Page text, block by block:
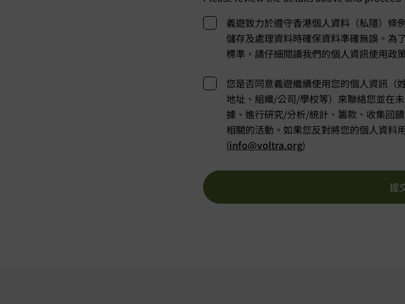
義遊致力於遵守香港個人資料（私隱）條
儲存及處理資料時確保資料準確無誤。為
標準，請仔細閱讀我們的個人資訊使用政
您是否同意義遊繼續使用您的個人資訊（
地址、組織/公司/學校等）來聯絡您並在
據、進行研究/分析/統計、籌款、收集回
相關的活動。如果您反對將您的個人資料
(info@voltra.org)
提